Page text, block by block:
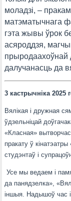
моладзі, –
матэматычнага
гэта жывы ўрок
асяроддзя,
прыродаахоўнай
далучанасць да
3 кастрычніка 2025
Вялікая і дружная
ўдзельніцай
«Класная»
пракату ў
студэнтаў і
Усе мы ведаем і
да панядзелка»,
іншыя. Надышоў час і